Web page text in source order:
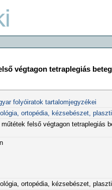
végtagon tetraplegiás
folyóiratok tartalomjegyzékei
ortopédia, kézsebészet,
műtétek felső végtagon tetraplegiás
ortopédia, kézsebészet,